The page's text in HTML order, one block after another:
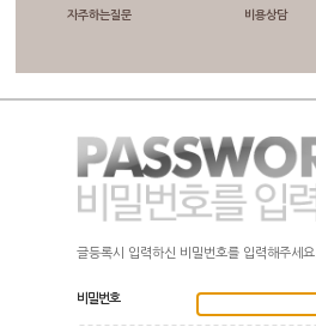
자주하는질문 비용상담
글등록시 입력하신 비밀번호를 입력해주세요.
비밀번호